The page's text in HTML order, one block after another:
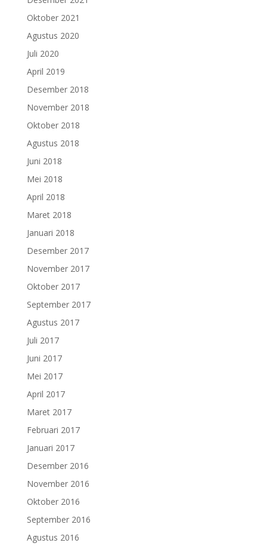
Oktober 2021
Agustus 2020
Juli 2020
April 2019
Desember 2018
November 2018
Oktober 2018
Agustus 2018
Juni 2018
Mei 2018
April 2018
Maret 2018
Januari 2018
Desember 2017
November 2017
Oktober 2017
September 2017
Agustus 2017
Juli 2017
Juni 2017
Mei 2017
April 2017
Maret 2017
Februari 2017
Januari 2017
Desember 2016
November 2016
Oktober 2016
September 2016
Agustus 2016